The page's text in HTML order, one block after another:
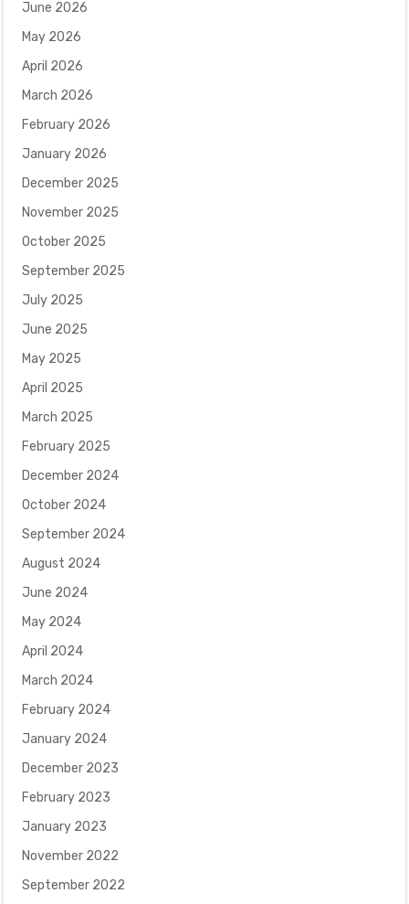
June 2026
May 2026
April 2026
March 2026
February 2026
January 2026
December 2025
November 2025
October 2025
September 2025
July 2025
June 2025
May 2025
April 2025
March 2025
February 2025
December 2024
October 2024
September 2024
August 2024
June 2024
May 2024
April 2024
March 2024
February 2024
January 2024
December 2023
February 2023
January 2023
November 2022
September 2022